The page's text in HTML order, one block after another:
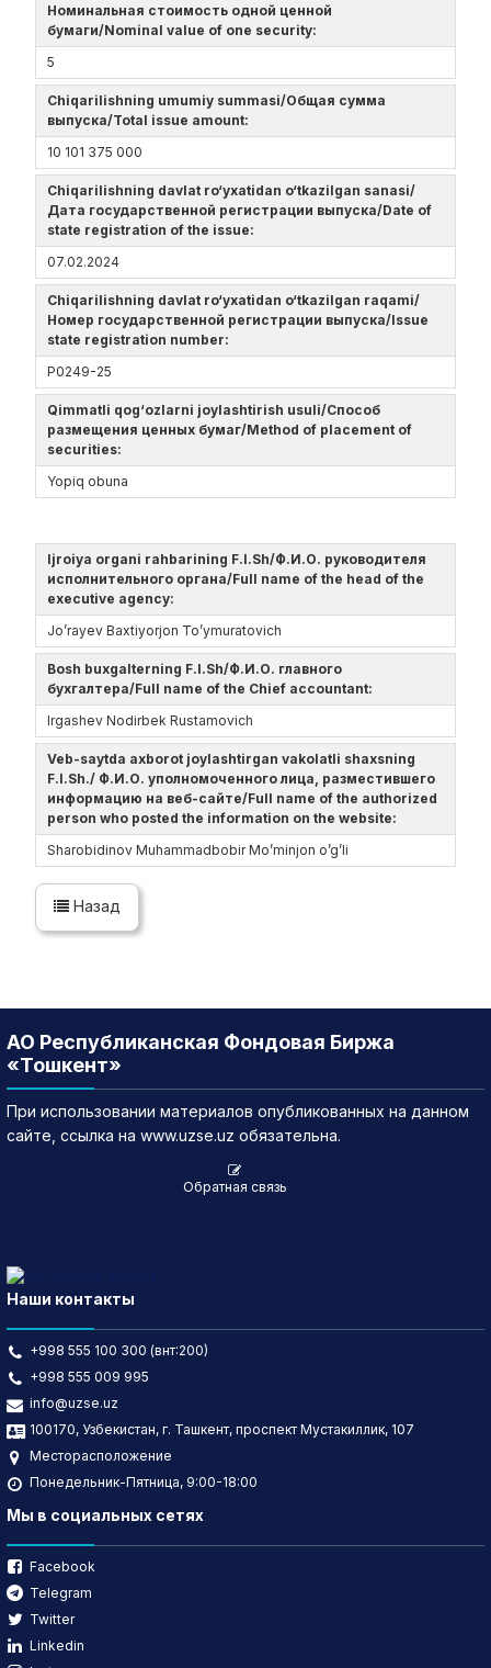
Номинальная стоимость одной ценной
бумаги/Nominal value of one security:
5
Chiqarilishning umumiy summasi/Общая сумма
выпуска/Total issue amount:
10 101 375 000
Chiqarilishning davlat ro‘yxatidan o‘tkazilgan sanasi/
Дата государственной регистрации выпуска/Date of
state registration of the issue:
07.02.2024
Chiqarilishning davlat ro‘yxatidan o‘tkazilgan raqami/
Номер государственной регистрации выпуска/Issue
state registration number:
Р0249-25
Qimmatli qog‘ozlarni joylashtirish usuli/Способ
размещения ценных бумаг/Method of placement of
securities:
Yopiq obuna
Ijroiya organi rahbarining F.I.Sh/Ф.И.О. руководителя
исполнительного органа/Full name of the head of the
executive agency:
Jo’rayev Baxtiyorjon To’ymuratovich
Bosh buxgalterning F.I.Sh/Ф.И.О. главного
бухгалтера/Full name of the Chief accountant:
Irgashev Nodirbek Rustamovich
Veb-saytda axborot joylashtirgan vakolatli shaxsning
F.I.Sh./ Ф.И.О. уполномоченного лица, разместившего
информацию на веб-сайте/Full name of the authorized
person who posted the information on the website:
Sharobidinov Muhammadbobir Mo’minjon o’g’li
Назад
АО Республиканская Фондовая Биржа
«Тошкент»
При использовании материалов опубликованных на данном
сайте, ссылка на www.uzse.uz обязательна.
Обратная связь
Наши контакты
+998 555 100 300 (внт:200)
+998 555 009 995
info@uzse.uz
100170, Узбекистан, г. Ташкент, проспект Мустакиллик, 107
Месторасположение
Понедельник-Пятница, 9:00-18:00
Мы в социальных сетях
Facebook
Telegram
Twitter
Linkedin